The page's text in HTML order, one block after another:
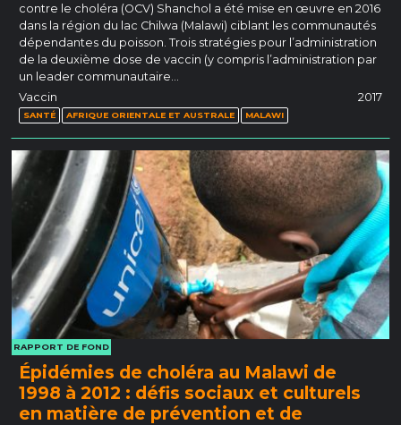
contre le choléra (OCV) Shanchol a été mise en œuvre en 2016
dans la région du lac Chilwa (Malawi) ciblant les communautés
dépendantes du poisson. Trois stratégies pour l’administration
de la deuxième dose de vaccin (y compris l’administration par
un leader communautaire…
Vaccin
2017
SANTÉ AFRIQUE ORIENTALE ET AUSTRALE MALAWI
RAPPORT DE FOND
Épidémies de choléra au Malawi de
1998 à 2012 : défis sociaux et culturels
en matière de prévention et de